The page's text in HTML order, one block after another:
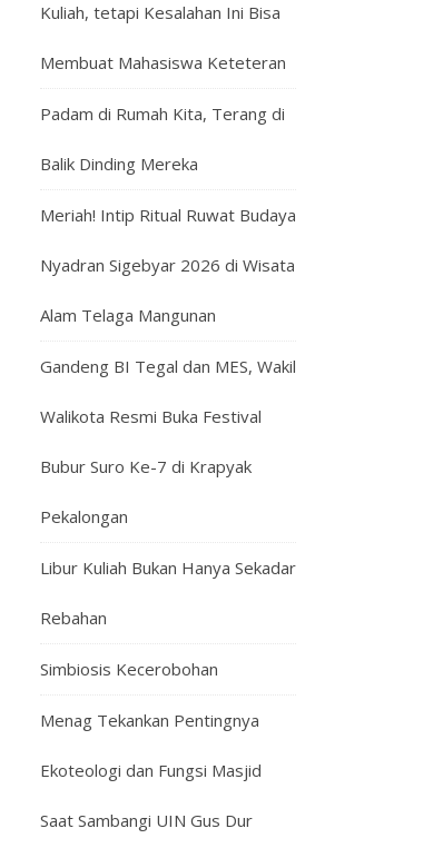
Kuliah, tetapi Kesalahan Ini Bisa
Membuat Mahasiswa Keteteran
Padam di Rumah Kita, Terang di
Balik Dinding Mereka
Meriah! Intip Ritual Ruwat Budaya
Nyadran Sigebyar 2026 di Wisata
Alam Telaga Mangunan
Gandeng BI Tegal dan MES, Wakil
Walikota Resmi Buka Festival
Bubur Suro Ke-7 di Krapyak
Pekalongan
Libur Kuliah Bukan Hanya Sekadar
Rebahan
Simbiosis Kecerobohan
Menag Tekankan Pentingnya
Ekoteologi dan Fungsi Masjid
Saat Sambangi UIN Gus Dur